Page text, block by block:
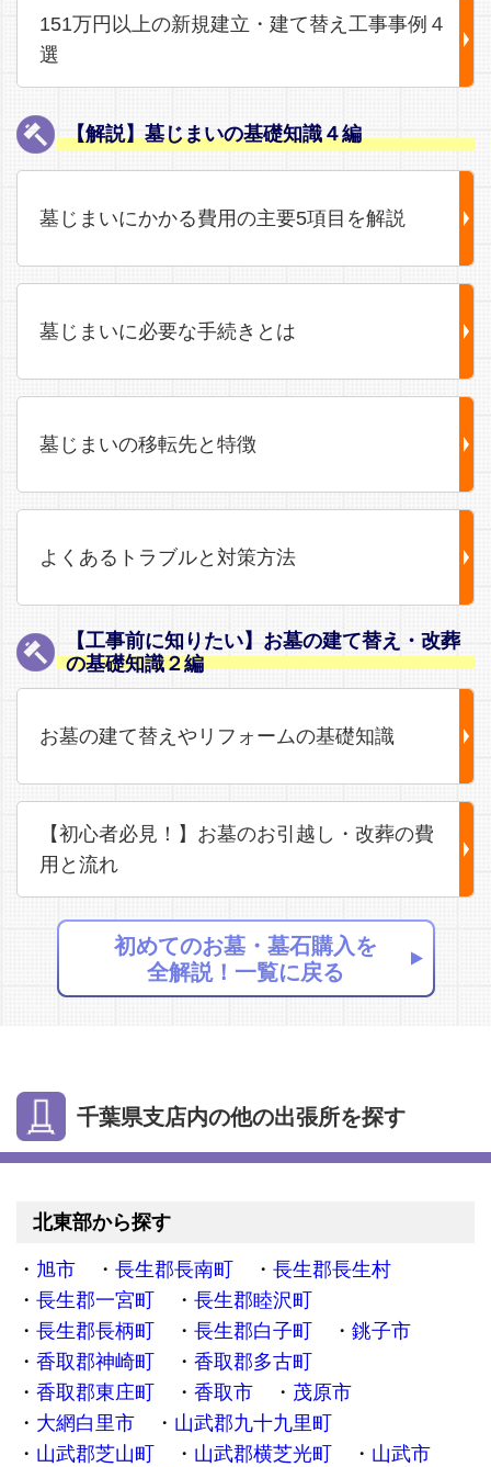
151万円以上の新規建立・建て替え工事事例４
選
【解説】墓じまいの基礎知識４編
墓じまいにかかる費用の主要5項目を解説
墓じまいに必要な手続きとは
墓じまいの移転先と特徴
よくあるトラブルと対策方法
【工事前に知りたい】お墓の建て替え・改葬
の基礎知識２編
お墓の建て替えやリフォームの基礎知識
【初心者必見！】お墓のお引越し・改葬の費
用と流れ
初めてのお墓・墓石購入を
全解説！一覧に戻る
千葉県支店内の他の出張所を探す
北東部から探す
旭市 長生郡長南町
長生郡長生村
長生郡一宮町
長生郡睦沢町
長生郡長柄町
長生郡白子町
銚子市
香取郡神崎町
香取郡多古町
香取郡東庄町
香取市
茂原市
大網白里市
山武郡九十九里町
山武郡芝山町
山武郡横芝光町
山武市